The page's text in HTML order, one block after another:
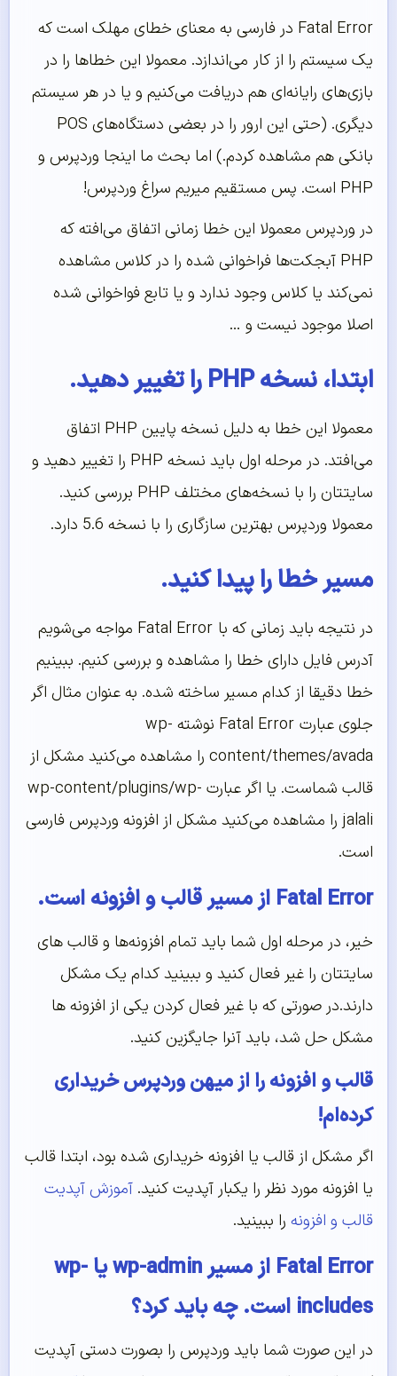
Fatal Error در فارسی به معنای خطای مهلک است که
یک سیستم را از کار ‌می‌اندازد. معمولا این خطاها را در
بازی‌های رایانه‌ای هم دریافت می‌کنیم و یا در هر سیستم
دیگری. (حتی این ارور را در بعضی دستگاه‌های POS
بانکی هم مشاهده کردم.) اما بحث ما اینجا وردپرس و
PHP است. پس مستقیم میریم سراغ وردپرس!
در وردپرس معمولا این خطا زمانی اتفاق می‌افته که
PHP آبجکت‌ها فراخوانی شده را در کلاس مشاهده
نمی‌کند یا کلاس وجود ندارد و یا تابع فواخوانی شده
اصلا موجود نیست و …
ابتدا، نسخه PHP را تغییر دهید.
معمولا این خطا به دلیل نسخه پایین PHP اتفاق
می‌افتد. در مرحله اول باید نسخه PHP را تغییر دهید و
سایتتان را با نسخه‌های مختلف PHP بررسی کنید.
معمولا وردپرس بهترین سازگاری را با نسخه 5.6 دارد.
مسیر خطا را پیدا کنید.
در نتیجه باید زمانی که با Fatal Error مواجه می‌شویم
آدرس فایل دارای خطا را مشاهده و بررسی کنیم. ببینیم
خطا دقیقا از کدام مسیر ساخته شده. به عنوان مثال اگر
جلوی عبارت Fatal Error نوشته wp-
content/themes/avada را مشاهده می‌کنید مشکل از
قالب شماست. یا اگر عبارت wp-content/plugins/wp-
jalali را مشاهده می‌کنید مشکل از افزونه وردپرس فارسی
است.
Fatal Error از مسیر قالب و افزونه است.
خیر، در مرحله اول شما باید تمام افزونه‌ها و قالب های
سایتتان را غیر فعال کنید و ببینید کدام یک مشکل
دارند.در صورتی که با غیر فعال کردن یکی از افزونه ها
مشکل حل شد، باید آنرا جایگزین کنید.
قالب و افزونه را از میهن وردپرس خریداری
کرده‌ام!
اگر مشکل از قالب یا افزونه خریداری شده بود، ابتدا قالب
یا افزونه مورد نظر را یکبار آپدیت کنید. آموزش آپدیت
قالب و افزونه را ببینید.
Fatal Error از مسیر wp-admin یا wp-
includes است. چه باید کرد؟
در این صورت شما باید وردپرس را بصورت دستی آپدیت